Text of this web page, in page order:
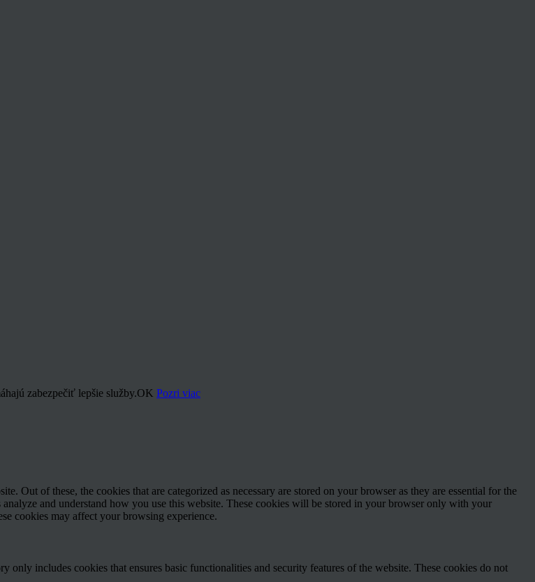
zabezpečiť lepšie služby.OK Pozri viac
Out of these, the cookies that are categorized as necessary are stored on your browser as they are essential for the
and understand how you use this website. These cookies will be stored in your browser only with your
cookies may affect your browsing experience.
only includes cookies that ensures basic functionalities and security features of the website. These cookies do not